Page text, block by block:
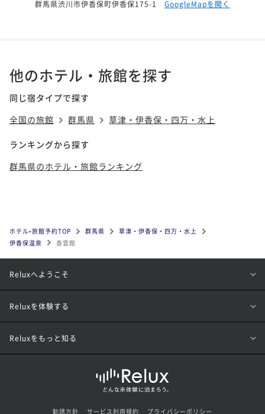
群馬県渋川市伊香保町伊香保175-1 GoogleMapを開く
他のホテル・旅館を探す
同じ宿タイプで探す
全国の旅館
群馬県 草津・伊香保・四万・水上
ランキングから探す
群馬県のホテル・旅館ランキング
ホテル•旅館予約TOP 群馬県
草津・伊香保・四万・水上
伊香保温泉
香雲館
Reluxへようこそ
Reluxを体験する
Reluxをもっと知る
勧誘方針 サービス利用規約 プライバシーポリシー